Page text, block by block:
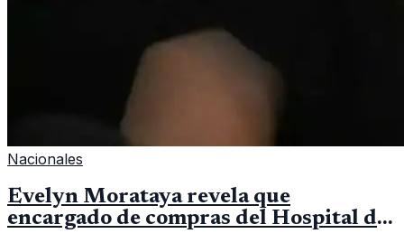
Nacionales
Evelyn Morataya revela que
encargado de compras del Hospital de